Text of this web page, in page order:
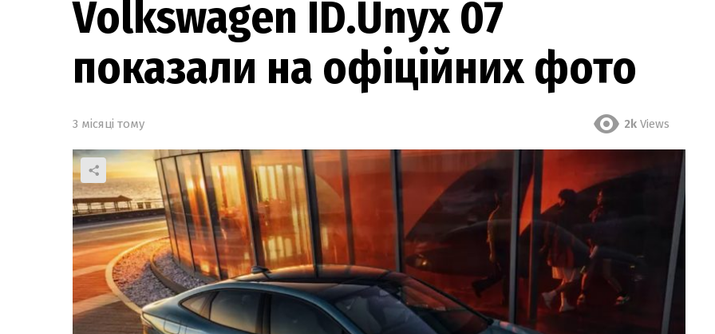
Volkswagen ID.Unyx 07
показали на офіційних фото
3 місяці тому 2k Views